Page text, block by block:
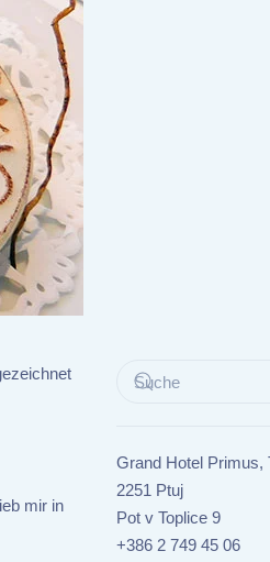
mir in
Grand Hotel Primus,
2251 Ptuj
Pot v Toplice 9
+386 2 749 45 06